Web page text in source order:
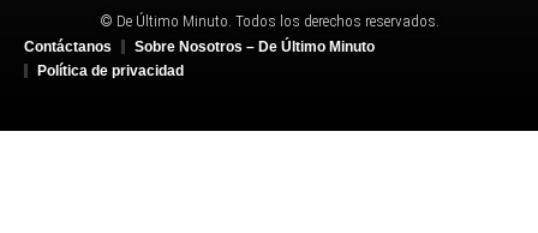
© De Último Minuto. Todos los derechos reservados.
Contáctanos
Sobre Nosotros – De Último Minuto
Política de privacidad